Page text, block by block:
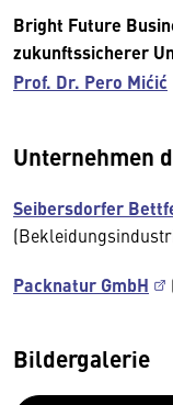
Bright Future
zukunftssicherer
Prof. Dr. Pero Mićić
Unternehmen
Seibersdorfer
Packnatur GmbH
Bildergalerie